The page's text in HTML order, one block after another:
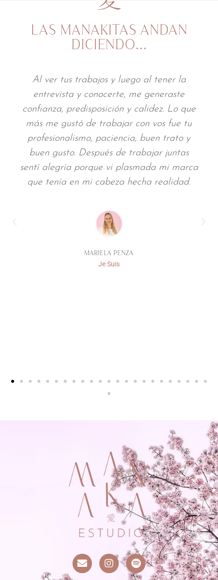
LAS MANAKITAS ANDAN
DICIENDO…
A través de tu trabajo mi identidad
profesional cobraba vida, y eso fue muy
movilizante para mí. Cumpliste con todas
mis expectativas y lograste algo mucho
más profundo: me sentí vista. Y eso fue lo
más valioso, porque supiste captar mi
esencia. Esa sensibilidad creativa que
tenés, esa intuición tan tuya, fue clave
JESICA PROTTI